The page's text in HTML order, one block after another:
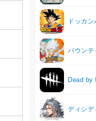
ドッカ
バウンテ
Dead by
ディシデ